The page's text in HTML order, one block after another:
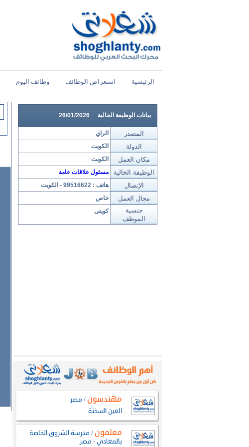
الرئيسية استعراض الوظائف وظائف اليوم
بيانات الوظيفة الخالية 26/01/2026
الراي المصدر
الكويت الدولة
الكويت مكان العمل
مسئول علاقات عامة الوظيفة الخالية
هاتف : 99516622 - الكويت الإتصال
خاص مجال العمل
كويتى
جنسية
الموظف